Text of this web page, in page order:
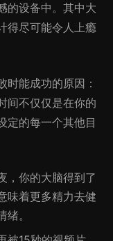
设备中。其中大
得尽可能令人上瘾
时能成功的原因：
间不仅仅是在你的
定的每一个其他目
，你的大脑得到了
味着更多精力去健
。